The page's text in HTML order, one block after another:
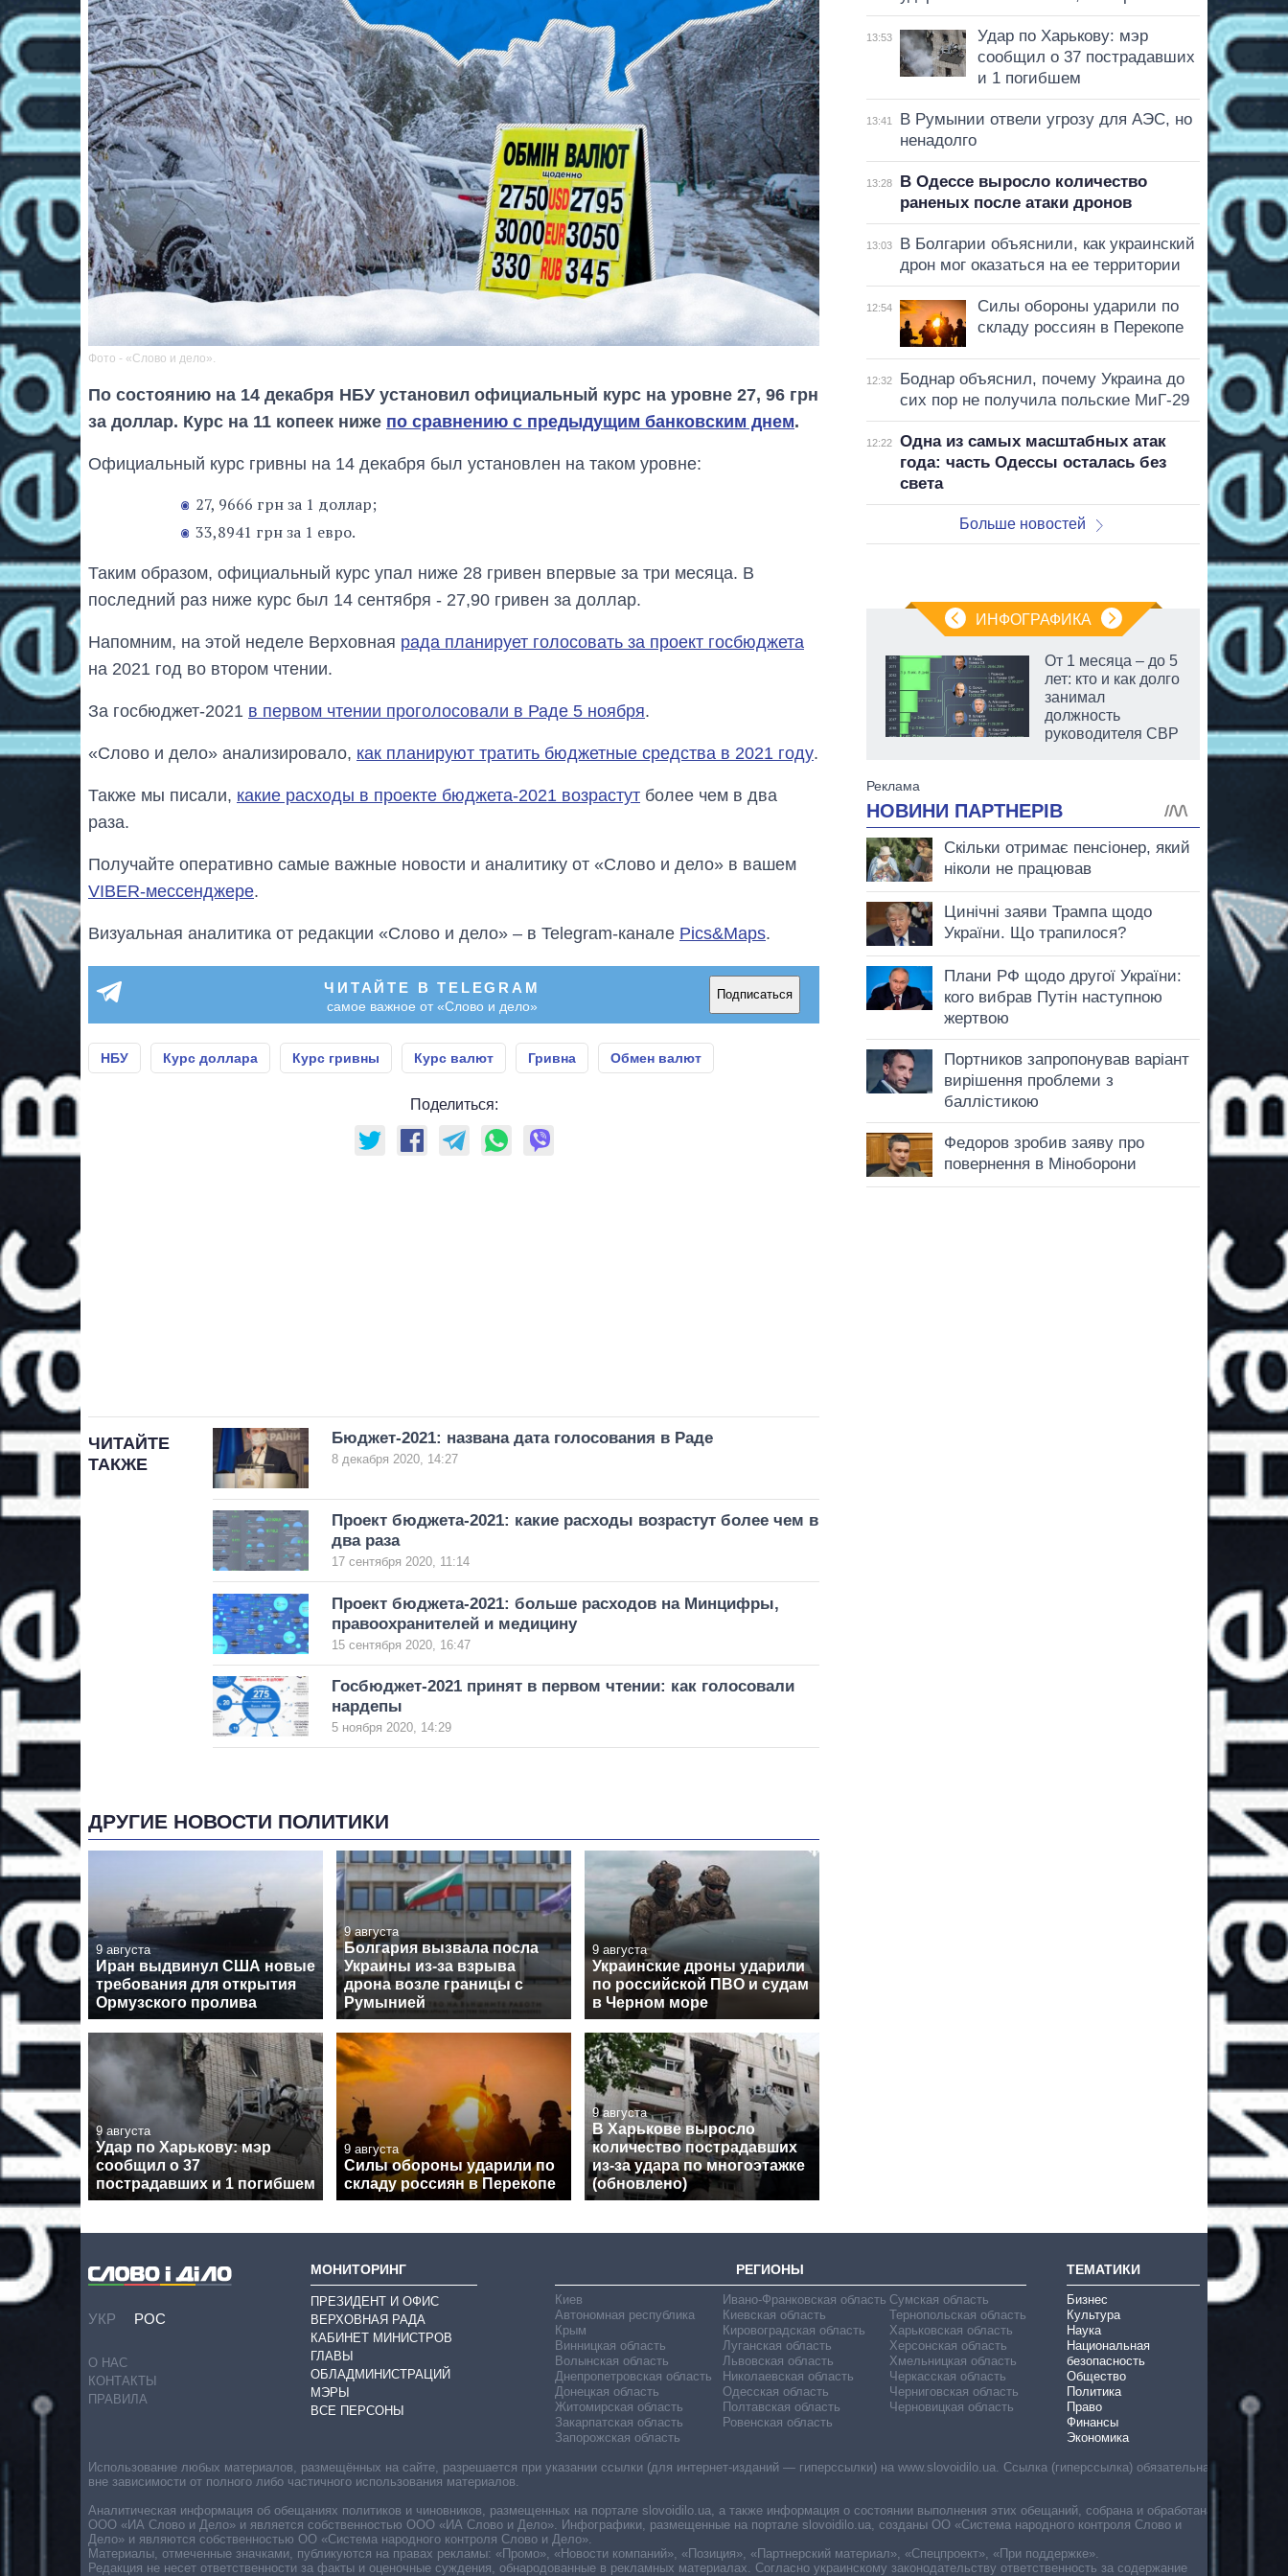
Фото - «Слово и дело».
По состоянию на 14 декабря НБУ установил официальный курс на уровне 27, 96 грн
за доллар. Курс на 11 копеек ниже по сравнению с предыдущим банковским днем.
Официальный курс гривны на 14 декабря был установлен на таком уровне:
27, 9666 грн за 1 доллар;
33,8941 грн за 1 евро.
Таким образом, официальный курс упал ниже 28 гривен впервые за три месяца. В
последний раз ниже курс был 14 сентября - 27,90 гривен за доллар.
Напомним, на этой неделе Верховная рада планирует голосовать за проект госбюджета
на 2021 год во втором чтении.
За госбюджет-2021 в первом чтении проголосовали в Раде 5 ноября.
«Слово и дело» анализировало, как планируют тратить бюджетные средства в 2021 году.
Также мы писали, какие расходы в проекте бюджета-2021 возрастут более чем в два
раза.
Получайте оперативно самые важные новости и аналитику от «Слово и дело» в вашем
VIBER-мессенджере.
Визуальная аналитика от редакции «Слово и дело» – в Telegram-канале Pics&Maps.
ЧИТАЙТЕ В TELEGRAM
самое важное от «Слово и дело»
Подписаться
НБУ Курс доллара Курс гривны Курс валют Гривна Обмен валют
Поделиться:
ЧИТАЙТЕ
ТАКЖЕ
Бюджет-2021: названа дата голосования в Раде
8 декабря 2020, 14:27
Проект бюджета-2021: какие расходы возрастут более чем в
два раза
17 сентября 2020, 11:14
Проект бюджета-2021: больше расходов на Минцифры,
правоохранителей и медицину
15 сентября 2020, 16:47
Госбюджет-2021 принят в первом чтении: как голосовали
нардепы
5 ноября 2020, 14:29
ДРУГИЕ НОВОСТИ ПОЛИТИКИ
9 августа
Иран выдвинул США новые
требования для открытия
Ормузского пролива
9 августа
Болгария вызвала посла
Украины из-за взрыва
дрона возле границы с
Румынией
9 августа
Украинские дроны ударили
по российской ПВО и судам
в Черном море
9 августа
Удар по Харькову: мэр
сообщил о 37
пострадавших и 1 погибшем
9 августа
Силы обороны ударили по
складу россиян в Перекопе
9 августа
В Харькове выросло
количество пострадавших
из-за удара по многоэтажке
(обновлено)
13:53
Удар по Харькову: мэр
сообщил о 37 пострадавших
и 1 погибшем
13:41
В Румынии отвели угрозу для АЭС, но
ненадолго
13:28
В Одессе выросло количество
раненых после атаки дронов
13:03
В Болгарии объяснили, как украинский
дрон мог оказаться на ее территории
12:54
Силы обороны ударили по
складу россиян в Перекопе
12:32
Боднар объяснил, почему Украина до
сих пор не получила польские МиГ-29
12:22
Одна из самых масштабных атак
года: часть Одессы осталась без
света
Больше новостей
ИНФОГРАФИКА
войны
От 1 месяца – до 5
лет: кто и как долго
занимал
должность
руководителя СВР
УКР РОС
О НАС
КОНТАКТЫ
ПРАВИЛА
МОНИТОРИНГ
ПРЕЗИДЕНТ И ОФИС
ВЕРХОВНАЯ РАДА
КАБИНЕТ МИНИСТРОВ
ГЛАВЫ
ОБЛАДМИНИСТРАЦИЙ
МЭРЫ
ВСЕ ПЕРСОНЫ
РЕГИОНЫ
Киев
Автономная республика
Крым
Винницкая область
Волынская область
Днепропетровская область
Донецкая область
Житомирская область
Закарпатская область
Запорожская область
Ивано-Франковская область
Киевская область
Кировоградская область
Луганская область
Львовская область
Николаевская область
Одесская область
Полтавская область
Ровенская область
Сумская область
Тернопольская область
Харьковская область
Херсонская область
Хмельницкая область
Черкасская область
Черниговская область
Черновицкая область
ТЕМАТИКИ
Бизнес
Культура
Наука
Национальная
безопасность
Общество
Политика
Право
Финансы
Экономика
Использование любых материалов, размещённых на сайте, разрешается при указании ссылки (для интернет-изданий — гиперссылки) на www.slovoidilo.ua. Ссылка (гиперссылка) обязательна
вне зависимости от полного либо частичного использования материалов.
Аналитическая информация об обещаниях политиков и чиновников, размещенных на портале slovoidilo.ua, а также информация о состоянии выполнения этих обещаний, собрана и обработана
ООО «ИА Слово и Дело» и является собственностью ООО «ИА Слово и Дело». Инфографики, размещенные на портале slovoidilo.ua, созданы ОО «Система народного контроля Слово и
Дело» и являются собственностью ОО «Система народного контроля Слово и Дело».
Материалы, отмеченные значками, публикуются на правах рекламы: «Промо», «Новости компаний», «Позиция», «Партнерский материал», «Спецпроект», «При поддержке».
Редакция не несет ответственности за факты и оценочные суждения, обнародованные в рекламных материалах. Согласно украинскому законодательству ответственность за содержание